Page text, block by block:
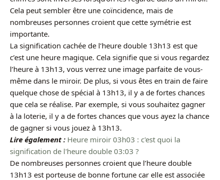
Cela peut sembler être une coïncidence, mais de
nombreuses personnes croient que cette symétrie est
importante.
La signification cachée de l’heure double 13h13 est que
c’est une heure magique. Cela signifie que si vous regardez
l’heure à 13h13, vous verrez une image parfaite de vous-
même dans le miroir. De plus, si vous êtes en train de faire
quelque chose de spécial à 13h13, il y a de fortes chances
que cela se réalise. Par exemple, si vous souhaitez gagner
à la loterie, il y a de fortes chances que vous ayez la chance
de gagner si vous jouez à 13h13.
Lire également : Heure miroir 03h03 : c'est quoi la
signification de l'heure double 03:03 ?
De nombreuses personnes croient que l’heure double
13h13 est porteuse de bonne fortune car elle est associée